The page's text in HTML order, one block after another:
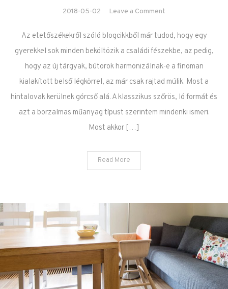
2018-05-02 Leave a Comment
lakásoddal
Az etetőszékekről szóló blogcikkből már tudod, hogy egy
gyerekkel sok minden beköltözik a családi fészekbe, az pedig,
hogy az új tárgyak, bútorok harmonizálnak-e a finoman
kialakított belső légkörrel, az már csak rajtad múlik. Most a
hintalovak kerülnek górcső alá. A klasszikus szőrös, ló formát és
azt a borzalmas műanyag típust szerintem mindenki ismeri.
Most akkor […]
Read More